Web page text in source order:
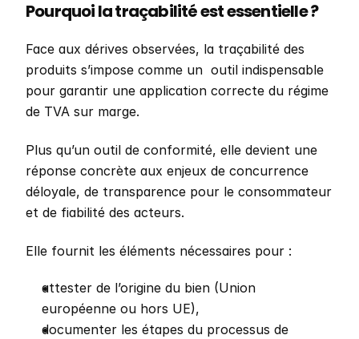
Pourquoi la traçabilité est essentielle ?
Face aux dérives observées, la traçabilité des
produits s’impose comme un  outil indispensable
pour garantir une application correcte du régime
de TVA sur marge.
Plus qu’un outil de conformité, elle devient une
réponse concrète aux enjeux de concurrence
déloyale, de transparence pour le consommateur
et de fiabilité des acteurs.
Elle fournit les éléments nécessaires pour :
attester de l’origine du bien (Union
européenne ou hors UE),
documenter les étapes du processus de